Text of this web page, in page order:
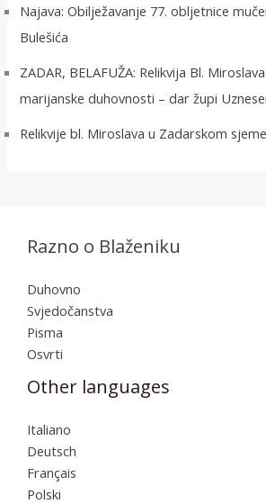
Najava: Obilježavanje 77. obljetnice
Bulešića
ZADAR, BELAFUŽA: Relikvija Bl.
marijanske duhovnosti – dar župi
Relikvije bl. Miroslava u Zadarskom
Razno o Blaženiku
Duhovno
Svjedočanstva
Pisma
Osvrti
Other languages
Italiano
Deutsch
Français
Polski